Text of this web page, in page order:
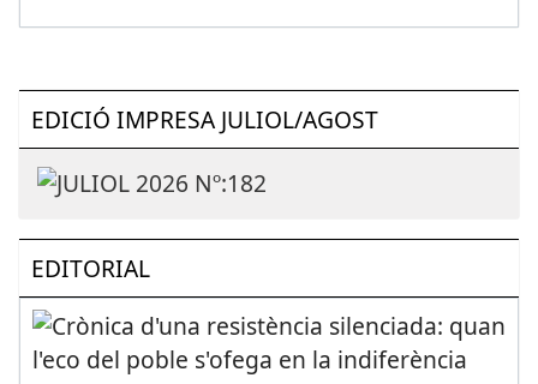
EDICIÓ IMPRESA JULIOL/AGOST
EDITORIAL